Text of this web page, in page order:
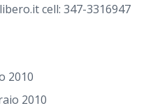
cell: 347-3316947
2010
2010